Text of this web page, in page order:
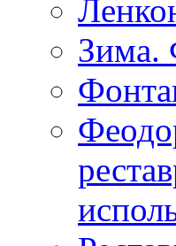
Зима.